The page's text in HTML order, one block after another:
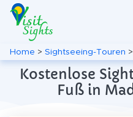
Home > Sightseeing-Touren >
Kostenlose
Fuß in